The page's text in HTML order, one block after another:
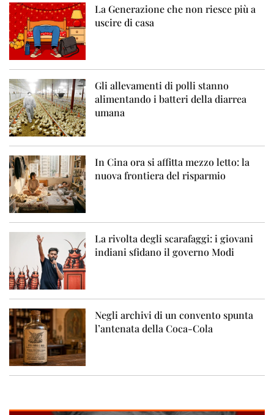
La Generazione che non riesce più a
uscire di casa
Gli allevamenti di polli stanno
alimentando i batteri della diarrea
umana
In Cina ora si affitta mezzo letto: la
nuova frontiera del risparmio
La rivolta degli scarafaggi: i giovani
indiani sfidano il governo Modi
Negli archivi di un convento spunta
l’antenata della Coca-Cola